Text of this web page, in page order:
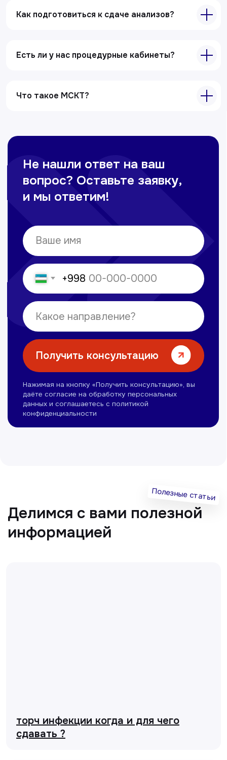
Как подготовиться к сдаче анализов?
Есть ли у нас процедурные кабинеты?
Что такое МСКТ?
торч инфекции когда и для чего
сдавать ?
Ультразвуковая диагностика
Все услуги
Электрокардиография
Сайт сделан вfuture-group.uz
Политика обработки персональных данных
© Copyright — 2025, TTD
Главная